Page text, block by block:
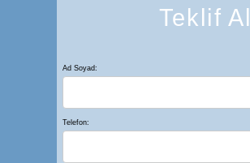
Teklif Al
Ad Soyad:
Telefon: